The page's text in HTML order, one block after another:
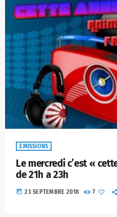
EMISSIONS
Le mercredi c’est «
de 21h a 23h
today 23 SEPTEMBRE 2018 7